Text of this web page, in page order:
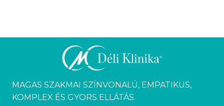
MAGAS SZAKMAI SZÍNVONALÚ, EMPATIKUS,
KOMPLEX ÉS GYORS ELLÁTÁS.